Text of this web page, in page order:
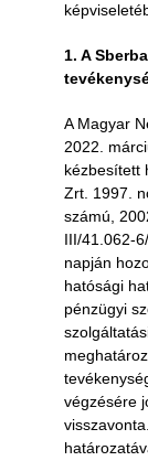
1. A
A Magyar
2022.
kézbesített
Zrt. 1997.
számú,
III/41.062-
napján
hatósági
pénzügyi
végzésére